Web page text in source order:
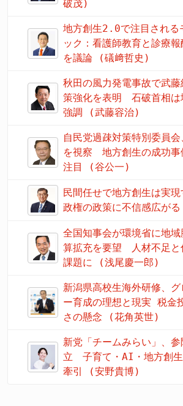
破茂)
地方創生2.0で注目される
ック：看護師教育と診療
を議論 (礒﨑哲史)
秋田の風力発電事故で武
策強化を表明 石破首相は
強調 (武藤容治)
自民党過疎対策特別委員
を視察 地方創生の成功事
注目 (谷公一)
民間任せで地方創生は実
政権の政策に不信感広が
全国知事会が環境省に地
算拡充を要望 人材不足と
課題に (浅尾慶一郎)
新潟県高校生海外研修、
ー育成の理想と現実 税金
さの懸念 (花角英世)
新党「チームみらい」、
立 子育て・AI・地方創生
牽引 (安野貴博)